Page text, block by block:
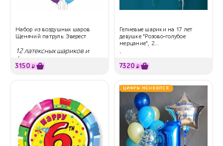
Набор из воздушных шаров
Щенячий патруль: Эверест
12 латексных шариков и
фигура
3150 ₽
Гелиевые шарики на 17 лет
девушке "Розово-голубое
мерцание", 2...
.
7320 ₽
ЦИФРЫ МЕНЯЮТСЯ